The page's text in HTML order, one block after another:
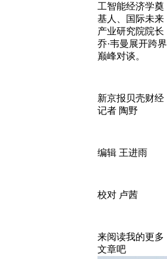
工智能经济学奠
基人、国际未来
产业研究院院长
乔·韦曼展开跨界
巅峰对谈。
新京报贝壳财经
记者 陶野
编辑 王进雨
校对 卢茜
来阅读我的更多
文章吧